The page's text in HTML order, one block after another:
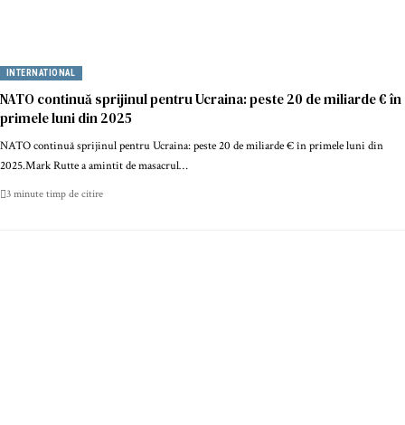
INTERNATIONAL
NATO continuă sprijinul pentru Ucraina: peste 20 de miliarde € în
primele luni din 2025
NATO continuă sprijinul pentru Ucraina: peste 20 de miliarde € în primele luni din
2025.Mark Rutte a amintit de masacrul…
3 minute timp de citire